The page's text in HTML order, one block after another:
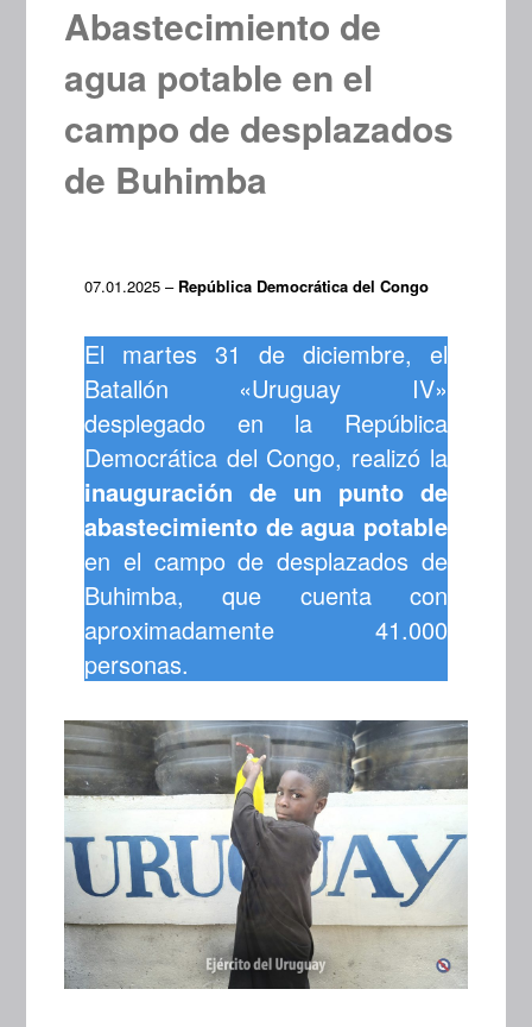
Abastecimiento de
agua potable en el
campo de desplazados
de Buhimba
07.01.2025 – República Democrática del Congo
El martes 31 de diciembre, el
Batallón «Uruguay IV»
desplegado en la República
Democrática del Congo, realizó la
inauguración de un punto de
abastecimiento de agua potable
en el campo de desplazados de
Buhimba, que cuenta con
aproximadamente 41.000
personas.